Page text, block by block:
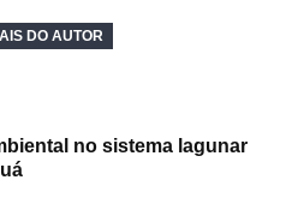
DO AUTOR
no sistema lagunar